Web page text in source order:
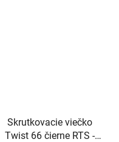
Skrutkovacie viečko
Twist 66 čierne RTS -